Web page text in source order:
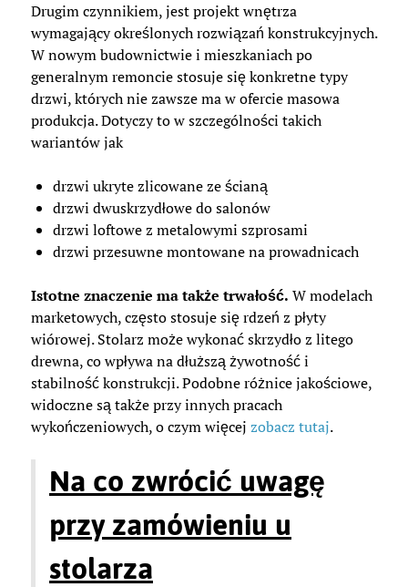
Drugim czynnikiem, jest projekt wnętrza
wymagający określonych rozwiązań konstrukcyjnych.
W nowym budownictwie i mieszkaniach po
generalnym remoncie stosuje się konkretne typy
drzwi, których nie zawsze ma w ofercie masowa
produkcja. Dotyczy to w szczególności takich
wariantów jak
drzwi ukryte zlicowane ze ścianą
drzwi dwuskrzydłowe do salonów
drzwi loftowe z metalowymi szprosami
drzwi przesuwne montowane na prowadnicach
Istotne znaczenie ma także trwałość. W modelach
marketowych, często stosuje się rdzeń z płyty
wiórowej. Stolarz może wykonać skrzydło z litego
drewna, co wpływa na dłuższą żywotność i
stabilność konstrukcji. Podobne różnice jakościowe,
widoczne są także przy innych pracach
wykończeniowych, o czym więcej zobacz tutaj.
Na co zwrócić uwagę
przy zamówieniu u
stolarza